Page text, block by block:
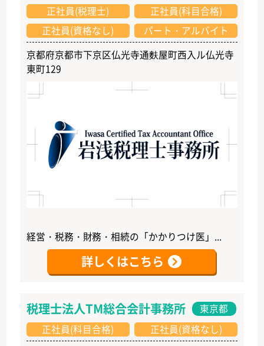
正社員(税理士)
正社員(科目合格)
正社員(資格なし)
パート・アルバイト
京都府京都市下京区仏光寺通麩屋町西入ル仏光寺
東町129
経営・税務・財務・相続の「かかりつけ医」...
詳しくはこちら
税理士法人TM総合会計事務所
東京都
正社員(科目合格)
正社員(資格なし)